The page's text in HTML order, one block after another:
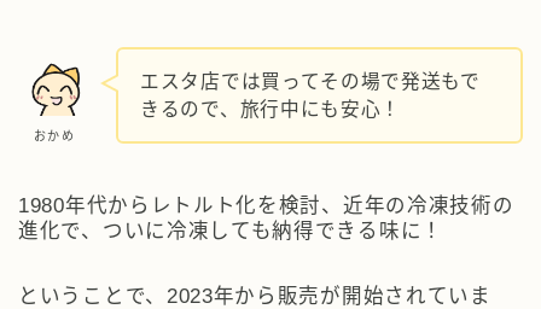
おかめ
エスタ店では買ってその場で発送もで
きるので、旅行中にも安心！
1980年代からレトルト化を検討、近年の冷凍技術の
進化で、ついに冷凍しても納得できる味に！
ということで、2023年から販売が開始されていま